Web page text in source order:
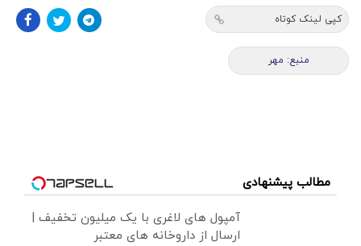
کپی لینک کوتاه
منبع: مهر
مطالب پیشنهادی
آمپول های لاغری با یک میلیون تخفیف |
ارسال از داروخانه های معتبر